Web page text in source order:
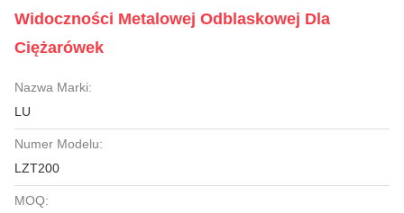
Widoczności Metalowej Odblaskowej Dla
Ciężarówek
Nazwa Marki:
LU
Numer Modelu:
LZT200
MOQ: